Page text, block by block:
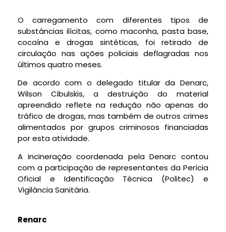
O carregamento com diferentes tipos de
substâncias ilícitas, como maconha, pasta base,
cocaína e drogas sintéticas, foi retirado de
circulação nas ações policiais deflagradas nos
últimos quatro meses.
De acordo com o delegado titular da Denarc,
Wilson Cibulskis, a destruição do material
apreendido reflete na redução não apenas do
tráfico de drogas, mas também de outros crimes
alimentados por grupos criminosos financiadas
por esta atividade.
A incineração coordenada pela Denarc contou
com a participação de representantes da Perícia
Oficial e Identificação Técnica (Politec) e
Vigilância Sanitária.
Renarc